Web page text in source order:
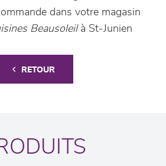
dans votre magasin
Beausoleilà St-Junien
RETOUR